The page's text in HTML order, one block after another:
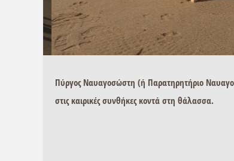
Πύργος Ναυαγοσώστη (ή Παρατηρητήριο
στις καιρικές συνθήκες κοντά στη θάλασσα.